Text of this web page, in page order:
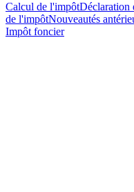
Calcul de l'impôtDéclaration
de l'impôtNouveautés
Impôt foncier